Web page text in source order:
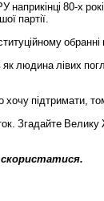
наприкінці 80-х
партії.
обранні
як людина лівих
хочу підтримати,
. Згадайте Велику
скористатися.